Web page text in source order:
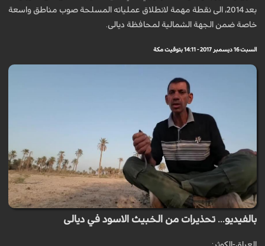
بعد 2014، الى نقطة مهمة لانطلاق عملياته المسلحة صوب مناطق واسعة
خاصة ضمن الجهة الشمالية لمحافظة ديالى.
السبت 16 ديسمبر 2017 - 14:11 بتوقيت مكة
بالفيديو... تحذيرات من الخبيث الاسود في ديالى